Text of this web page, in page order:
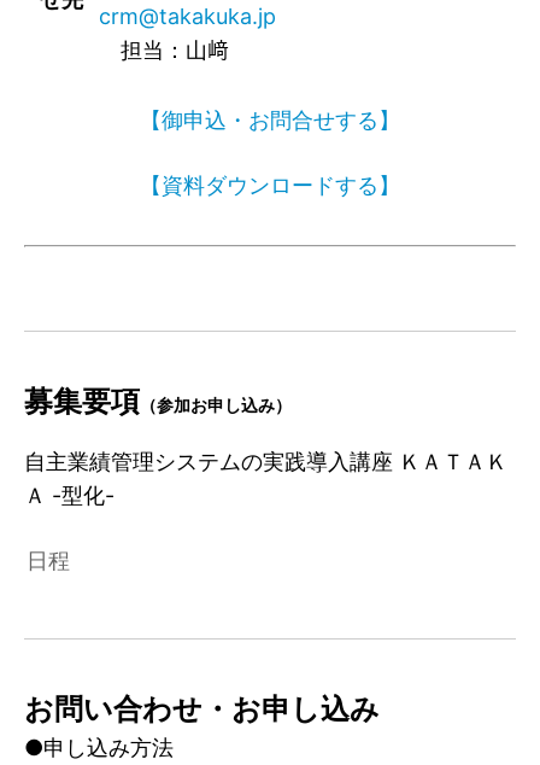
crm@takakuka.jp
担当：山﨑
【御申込・お問合せする】
【資料ダウンロードする】
募集要項 （参加お申し込み）
自主業績管理システムの実践導入講座 ＫＡＴＡＫ
Ａ -型化-
日程
お問い合わせ・お申し込み
●申し込み方法